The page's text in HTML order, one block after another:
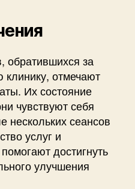
обратившихся за
клинику, отмечают
Их состояние
чувствуют себя
нескольких сеансов
услуг и
достигнуть
улучшения